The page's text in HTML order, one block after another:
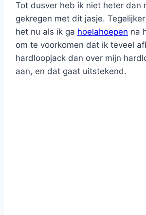
Tot dusver heb ik niet heter dan
gekregen met dit jasje.
het nu als ik ga hoelahoepen na
om te voorkomen dat ik teveel
hardloopjack dan over mijn
aan, en dat gaat uitstekend.